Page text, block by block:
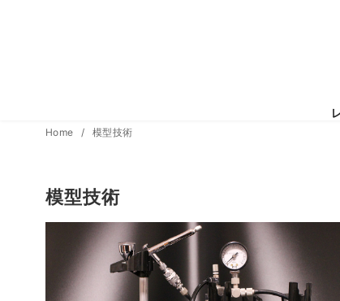
Home 模型技術
模型技術